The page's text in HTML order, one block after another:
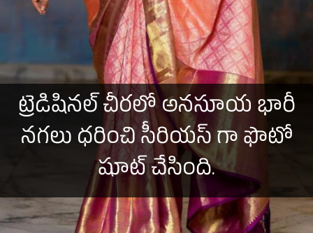
ట్రెడిషినల్ చీరలో అనసూయ భారీ
నగలు ధరించి సీరియస్ గా ఫొటో
షూట్ చేసింది.